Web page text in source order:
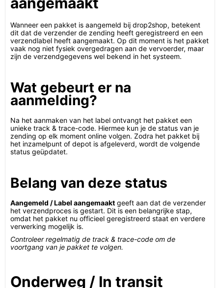
Wanneer een pakket is aangemeld bij drop2shop, betekent
dit dat de verzender de zending heeft geregistreerd en een
verzendlabel heeft aangemaakt. Op dit moment is het pakket
vaak nog niet fysiek overgedragen aan de vervoerder, maar
zijn de verzendgegevens wel bekend in het systeem.
Wat gebeurt er na
aanmelding?
Na het aanmaken van het label ontvangt het pakket een
unieke track & trace-code. Hiermee kun je de status van je
zending op elk moment online volgen. Zodra het pakket bij
het inzamelpunt of depot is afgeleverd, wordt de volgende
status geüpdatet.
Belang van deze status
Aangemeld / Label aangemaakt geeft aan dat de verzender
het verzendproces is gestart. Dit is een belangrijke stap,
omdat het pakket nu officieel geregistreerd staat en verdere
verwerking mogelijk is.
Controleer regelmatig de track & trace-code om de
voortgang van je pakket te volgen.
Onderweg / In transit